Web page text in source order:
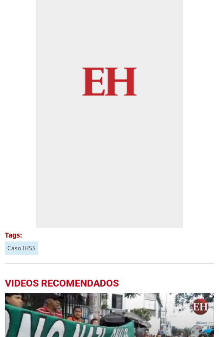
Tags:
Caso IHSS
VIDEOS RECOMENDADOS